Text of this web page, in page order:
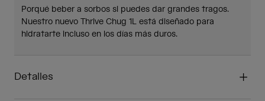
Porqué beber a sorbos si puedes dar grandes tragos.
Nuestro nuevo Thrive Chug 1L está diseñado para
hidratarte incluso en los días más duros.
Detalles